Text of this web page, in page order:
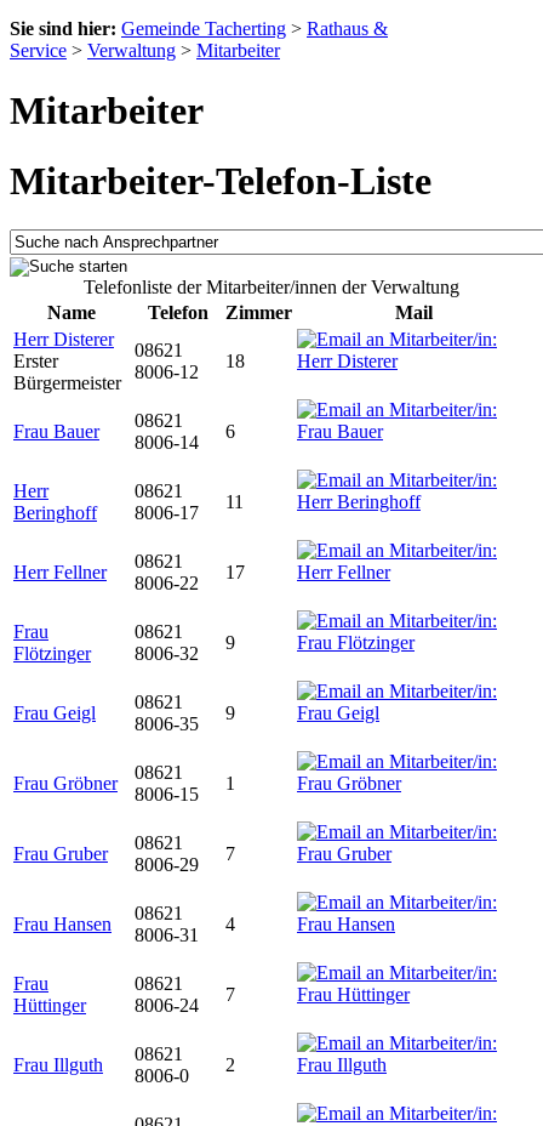
Sie sind hier: Gemeinde Tacherting > Rathaus &
Service > Verwaltung > Mitarbeiter
Mitarbeiter
Mitarbeiter-Telefon-Liste
Telefonliste der Mitarbeiter/innen der Verwaltung
Name
Telefon Zimmer
Mail
Herr Disterer
Erster
Bürgermeister
08621
8006-12
18
Frau Bauer
08621
8006-14
6
Herr
Beringhoff
08621
8006-17
11
Herr Fellner
08621
8006-22
17
Frau
Flötzinger
08621
8006-32
9
Frau Geigl
08621
8006-35
9
Frau Gröbner
08621
8006-15
1
Frau Gruber
08621
8006-29
7
Frau Hansen
08621
8006-31
4
Frau
Hüttinger
08621
8006-24
7
Frau Illguth
08621
8006-0
2